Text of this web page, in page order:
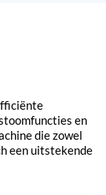
en
die zowel
een uitstekende